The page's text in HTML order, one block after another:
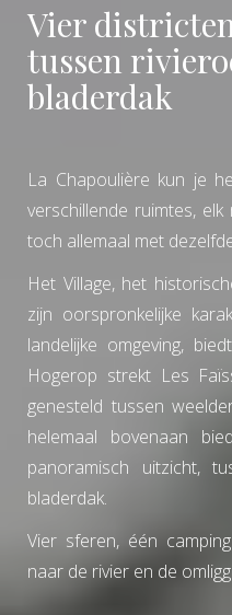
Vier
tussen
bladerdak
La Chapoulière kun je
verschillende ruimtes,
toch allemaal met
Het Village, het
zijn oorspronkelijke
landelijke omgeving,
Hogerop strekt Les
genesteld tussen
helemaal bovenaan
panoramisch uitzicht,
bladerdak.
Vier sferen, één
naar de rivier en de